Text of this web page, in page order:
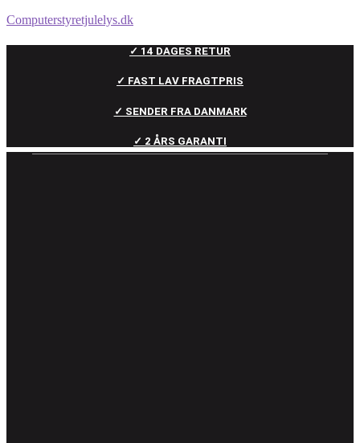
Computerstyretjulelys.dk
✓ 14 DAGES RETUR
✓ FAST LAV FRAGTPRIS
✓ SENDER FRA DANMARK
✓ 2 ÅRS GARANTI